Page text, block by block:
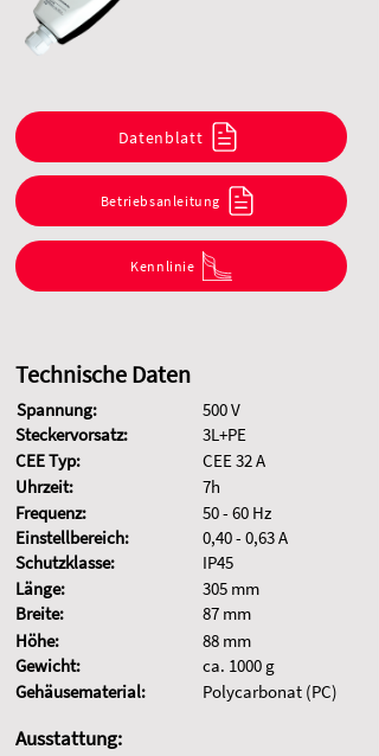
Datenblatt
Betriebsanleitung
Kennlinie
Technische Daten
Spannung:
Steckervorsatz:
CEE Typ:
Uhrzeit:
Frequenz:
Einstellbereich:
Schutzklasse:
Länge:
Breite:
Höhe:
Gewicht:
Gehäusematerial:
500 V
3L+PE
CEE 32 A
7h
50 - 60 Hz
0,40 - 0,63 A
IP45
305 mm
87 mm
88 mm
ca. 1000 g
Polycarbonat (PC)
Ausstattung: